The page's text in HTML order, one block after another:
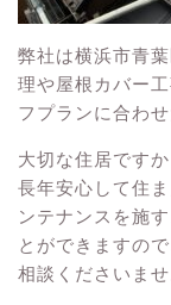
弊社は横浜市青
理や屋根カバー
フプランに合わ
大切な住居です
長年安心して住
ンテナンスを施
とができますの
相談くださいませ